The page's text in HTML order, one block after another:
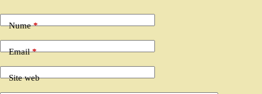
Nume*
Email*
Site web